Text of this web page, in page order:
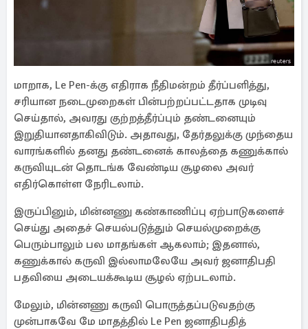
மாறாக, Le Pen-க்கு எதிராக நீதிமன்றம் தீர்ப்பளித்து,
சரியான நடைமுறைகள் பின்பற்றப்பட்டதாக முடிவு
செய்தால், அவரது குற்றத்தீர்ப்பும் தண்டனையும்
இறுதியானதாகிவிடும். அதாவது, தேர்தலுக்கு முந்தைய
வாரங்களில் தனது தண்டனைக் காலத்தை கணுக்கால்
கருவியுடன் தொடங்க வேண்டிய சூழலை அவர்
எதிர்கொள்ள நேரிடலாம்.
இருப்பினும், மின்னணு கண்காணிப்பு ஏற்பாடுகளைச்
செய்து அதைச் செயல்படுத்தும் செயல்முறைக்கு
பெரும்பாலும் பல மாதங்கள் ஆகலாம்; இதனால்,
கணுக்கால் கருவி இல்லாமலேயே அவர் ஜனாதிபதி
பதவியை அடையக்கூடிய சூழல் ஏற்படலாம்.
மேலும், மின்னணு கருவி பொருத்தப்படுவதற்கு
முன்பாகவே மே மாதத்தில் Le Pen ஜனாதிபதித்